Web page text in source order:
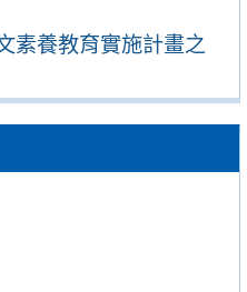
素養教育實施計畫之